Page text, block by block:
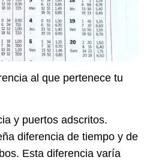
al que pertenece tu
y puertos adscritos.
diferencia de tiempo y de
Esta diferencia varía